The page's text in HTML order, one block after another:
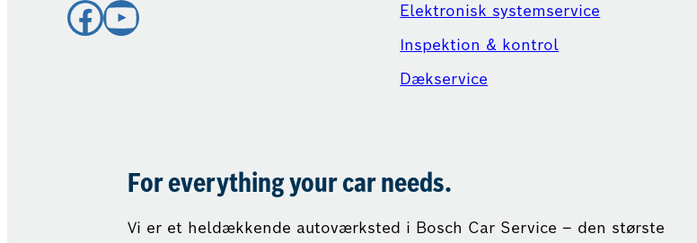
Facebook YouTube
Elektronisk systemservice
Inspektion & kontrol
Dækservice
For everything your car needs.
Vi er et heldækkende autoværksted i Bosch Car Service – den største